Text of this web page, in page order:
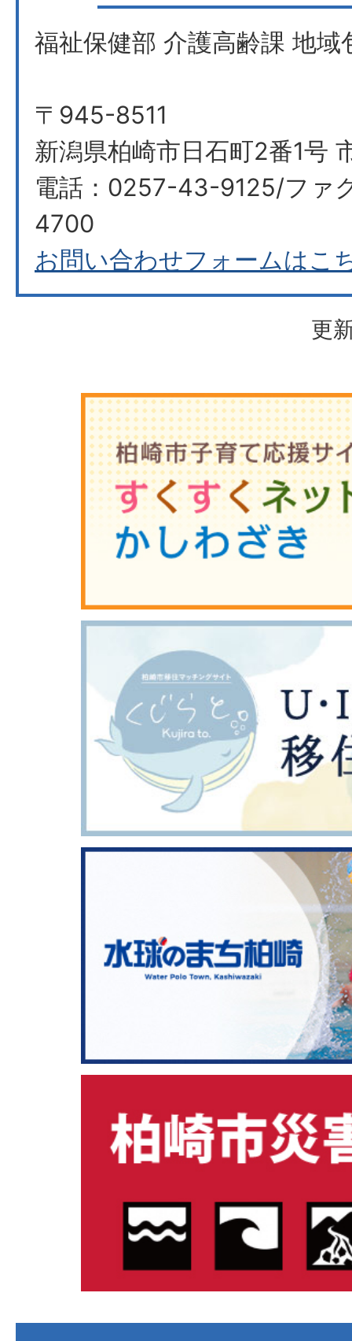
福祉保健部 介護高齢課 地域
〒945-8511
新潟県柏崎市日石町2番1号
電話：0257-43-9125/ファ
4700
お問い合わせフォームはこ
更